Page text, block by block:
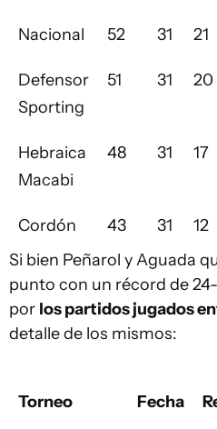
Nacional 52 31 21
Defensor
Sporting
51 31 20
Hebraica
Macabi
48 31 17
Cordón 43 31 12
Si bien Peñarol y Aguada
punto con un récord de
por los partidos jugados
detalle de los mismos:
Torneo Fecha